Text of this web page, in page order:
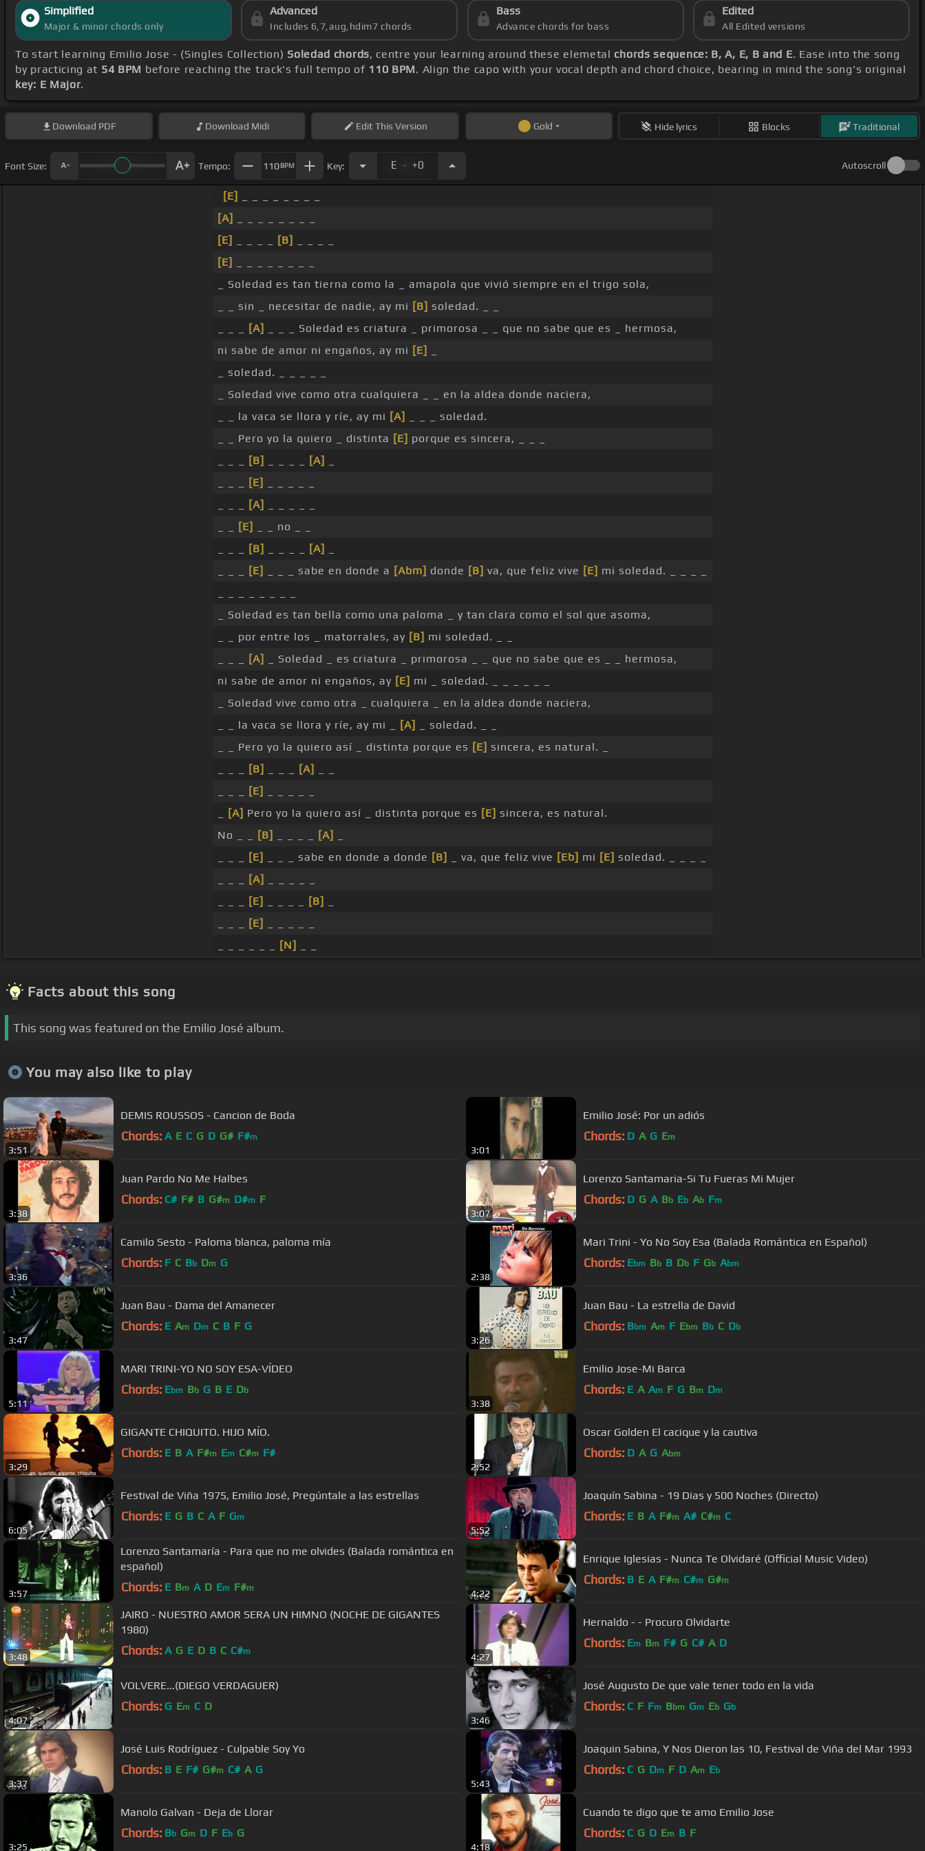
Simplified
Major & minor chords only
Advanced
Includes 6,7,aug,hdim7 chords
Bass
Advance chords for bass
Edited
All Edited versions
To start learning Emilio Jose - (Singles Collection) Soledad chords, centre your learning around these elemetal chords sequence: B, A, E, B and E. Ease into the song
by practicing at 54 BPM before reaching the track's full tempo of 110 BPM. Align the capo with your vocal depth and chord choice, bearing in mind the song's original
key: E Major.
Download PDF Download Midi EditThis Version Gold Hide lyrics Blocks Traditional
Font Size: Tempo: 110BPM Key: E . +0 Autoscroll
[E]
[A]
[E]
[B]
[E]
_ Soledad es tan tierna como la _ amapola que vivió siempre en el trigo sola,
_ _ sin _ necesitar de nadie, ay mi [B] soledad. _ _
[A]
_ _ _ Soledad es criatura _ primorosa _ _ que no sabe que es _ hermosa,
ni sabe de amor ni engaños, ay mi [E]
_ soledad. _ _ _ _ _
_ Soledad vive como otra cualquiera _ _ en la aldea donde naciera,
_ _ la vaca se llora y ríe, ay mi [A]
_ _ _ soledad.
_ _ Pero yo la quiero _ distinta [E] porque es sincera, _ _ _
[B] [A]
[E]
[A]
[E]
_ _ no _ _
[B] [A]
[E] _ _ _ sabe en donde a [Abm] donde [B] va, que feliz vive [E] mi soledad. _ _ _ _
_ Soledad es tan bella como una paloma _ y tan clara como el sol que asoma,
_ _ por entre los _ matorrales, ay [B] mi soledad. _ _
[A]
_ Soledad _ es criatura _ primorosa _ _ que no sabe que es _ _ hermosa,
ni sabe de amor ni engaños, ay [E] mi _ soledad. _ _ _ _ _ _
_ Soledad vive como otra _ cualquiera _ en la aldea donde naciera,
_ _ la vaca se llora y ríe, ay mi _
[A]
_ soledad. _ _
_ _ Pero yo la quiero así _ distinta porque es [E] sincera, es natural. _
[B] [A]
[E]
[A] Pero yo la quiero así _ distinta porque es [E] sincera, es natural.
No _ _
[B] [A]
[E] _ _ _ sabe en donde a donde [B] _ va, que feliz vive [Eb] mi [E] soledad. _ _ _ _
[A]
[E] [B]
[E]
[N]
Facts about this song
This song was featured on the Emilio José album.
You may also like to play
3:51
DEMIS ROUSSOS - Cancion de Boda
Chords: A E C G D G# F#m
3:01
Emilio José: Por un adiós
Chords: D A G Em
3:38
Juan Pardo No Me Halbes
Chords: C# F# B G#m D#m F
3:07
Lorenzo Santamaria-Si Tu Fueras Mi Mujer
Chords: D G A Bb Eb Ab Fm
3:36
Camilo Sesto - Paloma blanca, paloma mía
Chords: F C Bb Dm G
2:38
Mari Trini - Yo No Soy Esa (Balada Romántica en Español)
Chords: Ebm Bb B Db F Gb Abm
3:47
Juan Bau - Dama del Amanecer
Chords: E Am Dm C B F G
3:26
Juan Bau - La estrella de David
Chords: Bbm Am F Ebm Bb C Db
5:11
MARI TRINI-YO NO SOY ESA-VÍDEO
Chords: Ebm Bb G B E Db
3:38
Emilio Jose-Mi Barca
Chords: E A Am F G Bm Dm
3:29
GIGANTE CHIQUITO. HIJO MÍO.
Chords: E B A F#m Em C#m F#
2:52
Oscar Golden El cacique y la cautiva
Chords: D A G Abm
6:05
Festival de Viña 1975, Emilio José, Pregúntale a las estrellas
Chords: E G B C A F Gm
5:52
Joaquín Sabina - 19 Dias y 500 Noches (Directo)
Chords: E B A F#m A# C#m C
3:57
Lorenzo Santamaría - Para que no me olvides (Balada romántica en
español)
Chords: E Bm A D Em F#m
4:22
Enrique Iglesias - Nunca Te Olvidaré (Official Music Video)
Chords: B E A F#m C#m G#m
3:48
JAIRO - NUESTRO AMOR SERA UN HIMNO (NOCHE DE GIGANTES
1980)
Chords: A G E D B C C#m
4:27
Hernaldo - - Procuro Olvidarte
Chords: Em Bm F# G C# A D
4:07
VOLVERE...(DIEGO VERDAGUER)
Chords: G Em C D
3:46
José Augusto De que vale tener todo en la vida
Chords: C F Fm Bbm Gm Eb Gb
3:37
José Luis Rodríguez - Culpable Soy Yo
Chords: B E F# G#m C# A G
5:43
Joaquin Sabina, Y Nos Dieron las 10, Festival de Viña del Mar 1993
Chords: C G Dm F D Am Eb
3:25
Manolo Galvan - Deja de Llorar
Chords: Bb Gm D F Eb G
4:18
Cuando te digo que te amo Emilio Jose
Chords: C G D Em B F